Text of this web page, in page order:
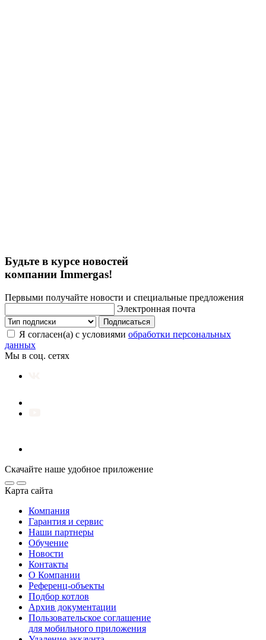
Будьте в курсе новостей
компании Immergas!
Первыми получайте новости и специальные предложения
Электронная почта
Подписаться
Я согласен(а) с условиями обработки персональных
данных
Мы в соц. сетях
Скачайте наше удобное приложение
Карта сайта
Компания
Гарантия и сервис
Наши партнеры
Обучение
Новости
Контакты
О Компании
Референц-объекты
Подбор котлов
Архив документации
Пользовательское соглашение
для мобильного приложения